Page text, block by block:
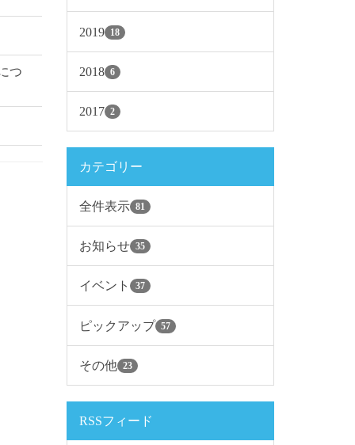
つ
2019 18
2018 6
2017 2
カテゴリー
全件表示 81
お知らせ 35
イベント 37
ピックアップ 57
その他 23
RSSフィード